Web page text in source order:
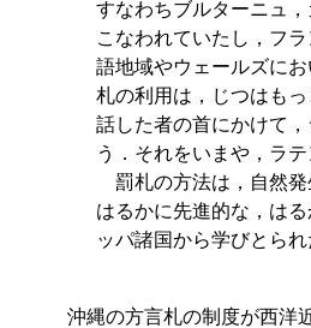
すなわちブルターニュ
こなわれていたし，フ
語地域やウェールズに
札の利用は，じつはも
話した者の首にかけて
う．それをいまや，ラ
罰札の方法は，自然発
はるかに先進的な，は
ッパ諸国から学びとられ
沖縄の方言札の制度が西洋